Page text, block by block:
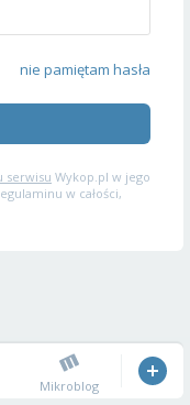
nie pamiętam hasła
serwisu Wykop.pl w jego
w całości,
Mikroblog